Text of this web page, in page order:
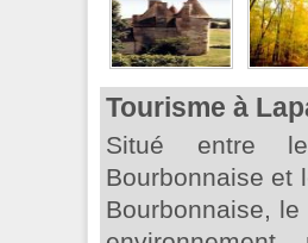
Tourisme à
Situé entre
Bourbonnaise et
Bourbonnaise,